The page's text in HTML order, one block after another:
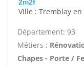
2m2f
Ville : Tremblay
Département: 93
Métiers :
Chapes - Porte /